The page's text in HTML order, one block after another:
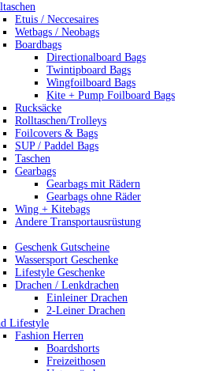
Etuis / Neccesaires
Wetbags / Neobags
Boardbags
Directionalboard Bags
Twintipboard Bags
Wingfoilboard Bags
Kite + Pump Foilboard Bags
Rucksäcke
Rolltaschen/Trolleys
Foilcovers & Bags
SUP / Paddel Bags
Taschen
Gearbags
Gearbags mit Rädern
Gearbags ohne Räder
Wing + Kitebags
Andere Transportausrüstung
Geschenk Gutscheine
Wassersport Geschenke
Lifestyle Geschenke
Drachen / Lenkdrachen
Einleiner Drachen
2-Leiner Drachen
Lifestyle
Fashion Herren
Boardshorts
Freizeithosen